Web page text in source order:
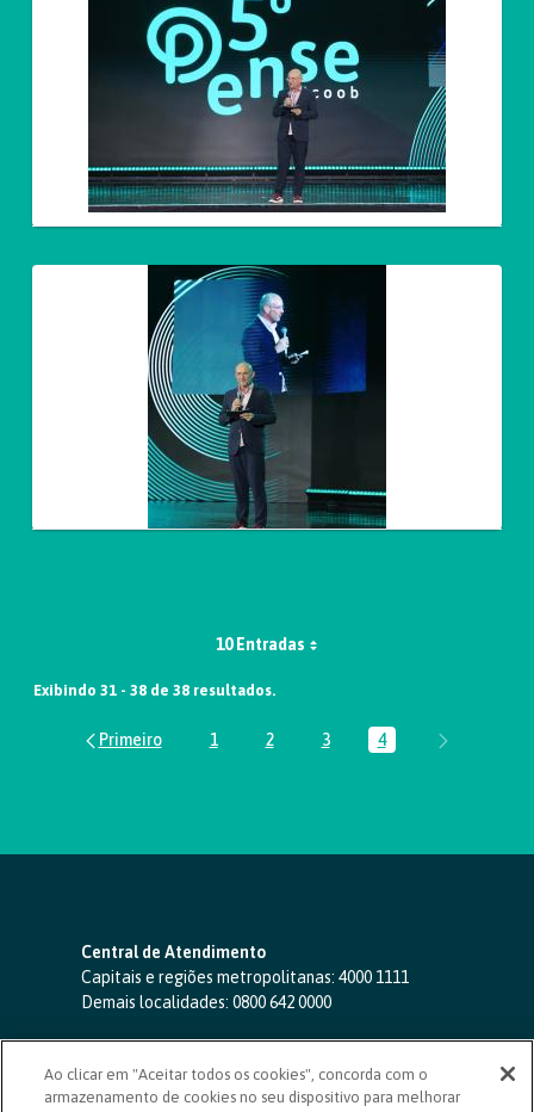
10 Entradas
Exibindo 31 - 38 de 38 resultados.
Página
1 Página
2 Página
3 Página
4
Central de Atendimento
Capitais e regiões metropolitanas: 4000 1111
Demais localidades: 0800 642 0000
SAC 24 horas-0800 724 4420
Ouvidoria
Ao clicar em "Aceitar todos os cookies", concorda com o
armazenamento de cookies no seu dispositivo para melhorar